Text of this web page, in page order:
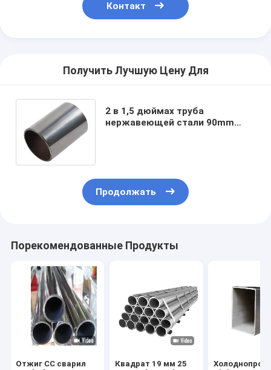
Контакт
Получить Лучшую Цену Для
2 в 1,5 дюймах труба
нержавеющей стали 90mm
Продолжать
Порекомендованные Продукты
Отжиг СС сварил
Квадрат 19 мм 25